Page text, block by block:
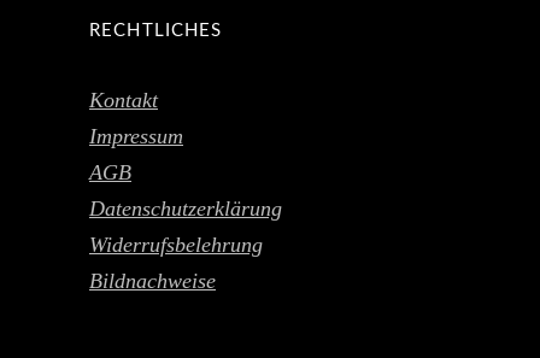
RECHTLICHES
Kontakt
Impressum
AGB
Datenschutzerklärung
Widerrufsbelehrung
Bildnachweise